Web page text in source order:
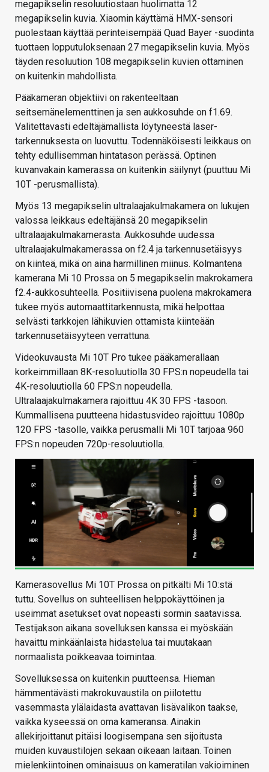
megapikselin resoluutiostaan huolimatta 12
megapikselin kuvia. Xiaomin käyttämä HMX-sensori
puolestaan käyttää perinteisempää Quad Bayer -suodinta
tuottaen lopputuloksenaan 27 megapikselin kuvia. Myös
täyden resoluution 108 megapikselin kuvien ottaminen
on kuitenkin mahdollista.
Pääkameran objektiivi on rakenteeltaan
seitsemänelementtinen ja sen aukkosuhde on f1.69.
Valitettavasti edeltäjämallista löytyneestä laser-
tarkennuksesta on luovuttu. Todennäköisesti leikkaus on
tehty edullisemman hintatason perässä. Optinen
kuvanvakain kamerassa on kuitenkin säilynyt (puuttuu Mi
10T -perusmallista).
Myös 13 megapikselin ultralaajakulmakamera on lukujen
valossa leikkaus edeltäjänsä 20 megapikselin
ultralaajakulmakamerasta. Aukkosuhde uudessa
ultralaajakulmakamerassa on f2.4 ja tarkennusetäisyys
on kiinteä, mikä on aina harmillinen miinus. Kolmantena
kamerana Mi 10 Prossa on 5 megapikselin makrokamera
f2.4-aukkosuhteella. Positiivisena puolena makrokamera
tukee myös automaattitarkennusta, mikä helpottaa
selvästi tarkkojen lähikuvien ottamista kiinteään
tarkennusetäisyyteen verrattuna.
Videokuvausta Mi 10T Pro tukee pääkamerallaan
korkeimmillaan 8K-resoluutiolla 30 FPS:n nopeudella tai
4K-resoluutiolla 60 FPS:n nopeudella.
Ultralaajakulmakamera rajoittuu 4K 30 FPS -tasoon.
Kummallisena puutteena hidastusvideo rajoittuu 1080p
120 FPS -tasolle, vaikka perusmalli Mi 10T tarjoaa 960
FPS:n nopeuden 720p-resoluutiolla.
Kamerasovellus Mi 10T Prossa on pitkälti Mi 10:stä
tuttu. Sovellus on suhteellisen helppokäyttöinen ja
useimmat asetukset ovat nopeasti sormin saatavissa.
Testijakson aikana sovelluksen kanssa ei myöskään
havaittu minkäänlaista hidastelua tai muutakaan
normaalista poikkeavaa toimintaa.
Sovelluksessa on kuitenkin puutteensa. Hieman
hämmentävästi makrokuvaustila on piilotettu
vasemmasta ylälaidasta avattavan lisävalikon taakse,
vaikka kyseessä on oma kameransa. Ainakin
allekirjoittanut pitäisi loogisempana sen sijoitusta
muiden kuvaustilojen sekaan oikeaan laitaan. Toinen
mielenkiintoinen ominaisuus on kameratilan vakioiminen